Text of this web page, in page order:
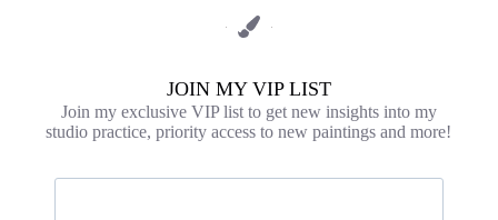
JOIN MY VIP LIST
Join my exclusive VIP list to get new insights into my
studio practice, priority access to new paintings and more!